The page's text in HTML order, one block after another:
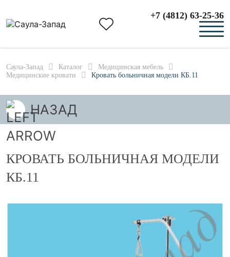
+7 (4812) 63-25-36
Саула-Запад Каталог
Медицинская мебель
Медицинские кровати
Кровать больничная модели КБ.11
НАЗАД
КРОВАТЬ БОЛЬНИЧНАЯ МОДЕЛИ
КБ.11